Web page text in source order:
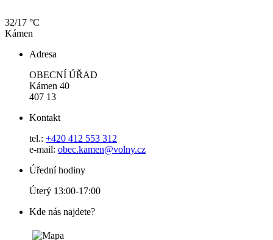
32/17 °C
Kámen
Adresa
OBECNÍ ÚŘAD
Kámen 40
407 13
Kontakt
tel.: +420 412 553 312
e-mail: obec.kamen@volny.cz
Úřední hodiny
Úterý 13:00-17:00
Kde nás najdete?